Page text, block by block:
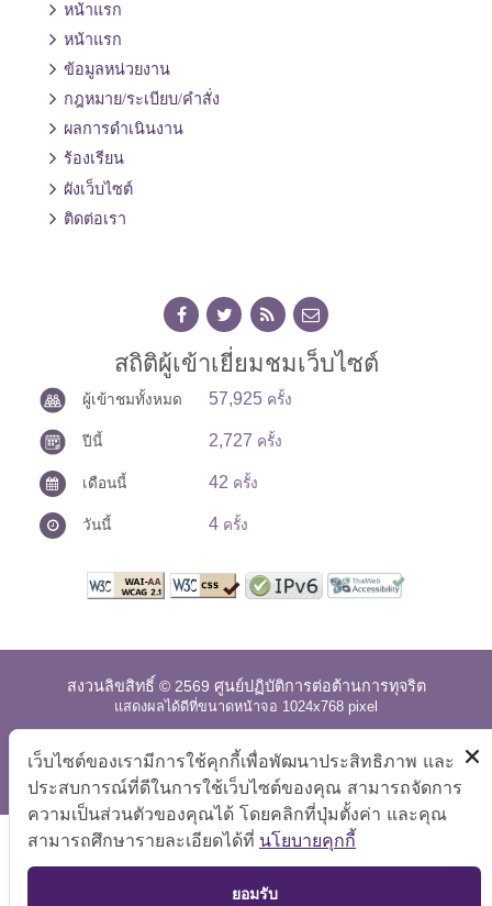
หน้าแรก
หน้าแรก
ข้อมูลหน่วยงาน
กฎหมาย/ระเบียบ/คำสั่ง
ผลการดำเนินงาน
ร้องเรียน
ผังเว็บไซต์
ติดต่อเรา
สถิติผู้เข้าเยี่ยมชมเว็บไซต์
ผู้เข้าชมทั้งหมด 57,925 ครั้ง
ปีนี้ 2,727 ครั้ง
เดือนนี้ 42 ครั้ง
วันนี้ 4 ครั้ง
สงวนลิขสิทธิ์ © 2569 ศูนย์ปฏิบัติการต่อต้านการทุจริต
แสดงผลได้ดีที่ขนาดหน้าจอ 1024x768 pixel
แผนผังเว็บไซต์ คำถามที่พบบ่อย นโยบายเว็บไซต์
|
การปฏิเสธความรับผิด
TOP
เว็บไซต์ของเรามีการใช้คุกกี้เพื่อพัฒนาประสิทธิภาพ และ
ประสบการณ์ที่ดีในการใช้เว็บไซต์ของคุณ สามารถจัดการ
ความเป็นส่วนตัวของคุณได้ โดยคลิกที่ปุ่มตั้งค่า และคุณ
สามารถศึกษารายละเอียดได้ที่ นโยบายคุกกี้
ยอมรับ